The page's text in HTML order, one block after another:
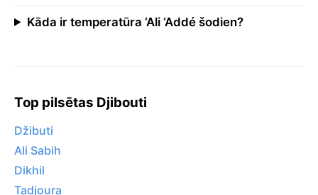
Kāda ir temperatūra ‘Ali ‘Addé šodien?
Top pilsētas Djibouti
Džibuti
Ali Sabih
Dikhil
Tadjoura